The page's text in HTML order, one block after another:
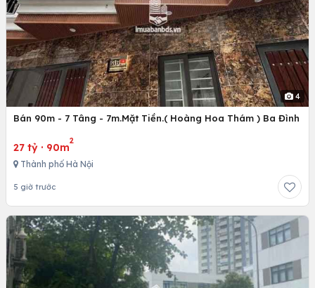
4
Bán 90m - 7 Tâng - 7m.Mặt Tiền.( Hoàng Hoa Thám ) Ba Đình
27 tỷ · 90m
2
Thành phố Hà Nội
5 giờ trước